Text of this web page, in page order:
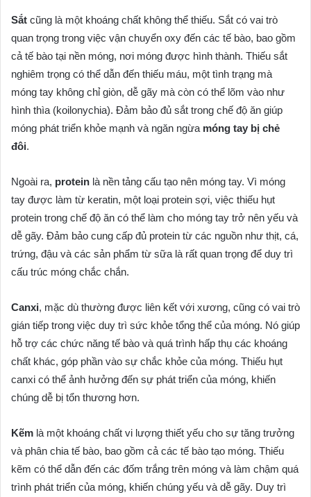
Sắt cũng là một khoáng chất không thể thiếu. Sắt có vai trò
quan trọng trong việc vận chuyển oxy đến các tế bào, bao gồm
cả tế bào tại nền móng, nơi móng được hình thành. Thiếu sắt
nghiêm trọng có thể dẫn đến thiếu máu, một tình trạng mà
móng tay không chỉ giòn, dễ gãy mà còn có thể lõm vào như
hình thìa (koilonychia). Đảm bảo đủ sắt trong chế độ ăn giúp
móng phát triển khỏe mạnh và ngăn ngừa móng tay bị chẻ
đôi.
Ngoài ra, protein là nền tảng cấu tạo nên móng tay. Vì móng
tay được làm từ keratin, một loại protein sợi, việc thiếu hụt
protein trong chế độ ăn có thể làm cho móng tay trở nên yếu và
dễ gãy. Đảm bảo cung cấp đủ protein từ các nguồn như thịt, cá,
trứng, đậu và các sản phẩm từ sữa là rất quan trọng để duy trì
cấu trúc móng chắc chắn.
Canxi, mặc dù thường được liên kết với xương, cũng có vai trò
gián tiếp trong việc duy trì sức khỏe tổng thể của móng. Nó giúp
hỗ trợ các chức năng tế bào và quá trình hấp thụ các khoáng
chất khác, góp phần vào sự chắc khỏe của móng. Thiếu hụt
canxi có thể ảnh hưởng đến sự phát triển của móng, khiến
chúng dễ bị tổn thương hơn.
Kẽm là một khoáng chất vi lượng thiết yếu cho sự tăng trưởng
và phân chia tế bào, bao gồm cả các tế bào tạo móng. Thiếu
kẽm có thể dẫn đến các đốm trắng trên móng và làm chậm quá
trình phát triển của móng, khiến chúng yếu và dễ gãy. Duy trì